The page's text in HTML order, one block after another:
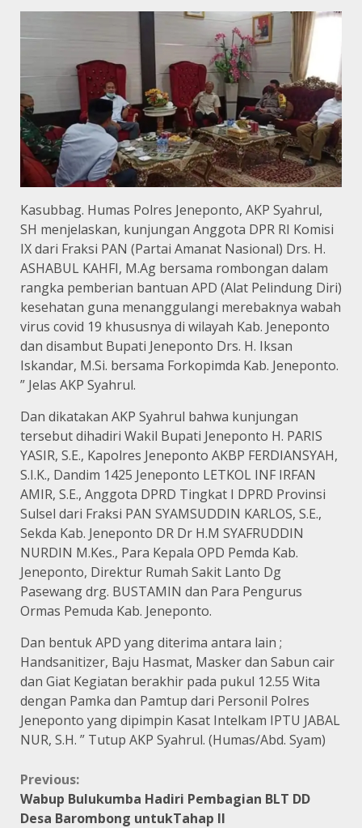
Kasubbag. Humas Polres Jeneponto, AKP Syahrul,
SH menjelaskan, kunjungan Anggota DPR RI Komisi
IX dari Fraksi PAN (Partai Amanat Nasional) Drs. H.
ASHABUL KAHFI, M.Ag bersama rombongan dalam
rangka pemberian bantuan APD (Alat Pelindung Diri)
kesehatan guna menanggulangi merebaknya wabah
virus covid 19 khususnya di wilayah Kab. Jeneponto
dan disambut Bupati Jeneponto Drs. H. Iksan
Iskandar, M.Si. bersama Forkopimda Kab. Jeneponto.
” Jelas AKP Syahrul.
Dan dikatakan AKP Syahrul bahwa kunjungan
tersebut dihadiri Wakil Bupati Jeneponto H. PARIS
YASIR, S.E., Kapolres Jeneponto AKBP FERDIANSYAH,
S.I.K., Dandim 1425 Jeneponto LETKOL INF IRFAN
AMIR, S.E., Anggota DPRD Tingkat I DPRD Provinsi
Sulsel dari Fraksi PAN SYAMSUDDIN KARLOS, S.E.,
Sekda Kab. Jeneponto DR Dr H.M SYAFRUDDIN
NURDIN M.Kes., Para Kepala OPD Pemda Kab.
Jeneponto, Direktur Rumah Sakit Lanto Dg
Pasewang drg. BUSTAMIN dan Para Pengurus
Ormas Pemuda Kab. Jeneponto.
Dan bentuk APD yang diterima antara lain ;
Handsanitizer, Baju Hasmat, Masker dan Sabun cair
dan Giat Kegiatan berakhir pada pukul 12.55 Wita
dengan Pamka dan Pamtup dari Personil Polres
Jeneponto yang dipimpin Kasat Intelkam IPTU JABAL
NUR, S.H. ” Tutup AKP Syahrul. (Humas/Abd. Syam)
Continue
Reading
Previous:
Wabup Bulukumba Hadiri Pembagian BLT DD
Desa Barombong untukTahap II